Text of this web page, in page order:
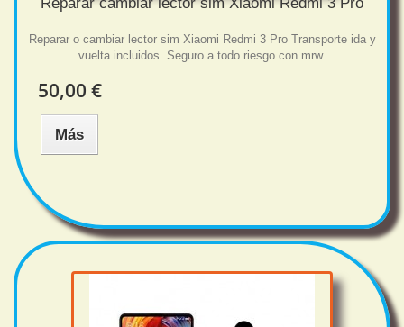
Reparar o cambiar lector sim Xiaomi Redmi 3 Pro Transporte ida y
vuelta incluidos. Seguro a todo riesgo con mrw.
50,00 €
Más